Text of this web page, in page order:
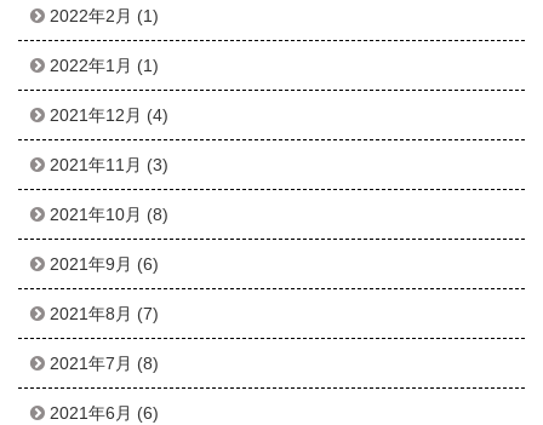
2022年2月 (1)
2022年1月 (1)
2021年12月 (4)
2021年11月 (3)
2021年10月 (8)
2021年9月 (6)
2021年8月 (7)
2021年7月 (8)
2021年6月 (6)